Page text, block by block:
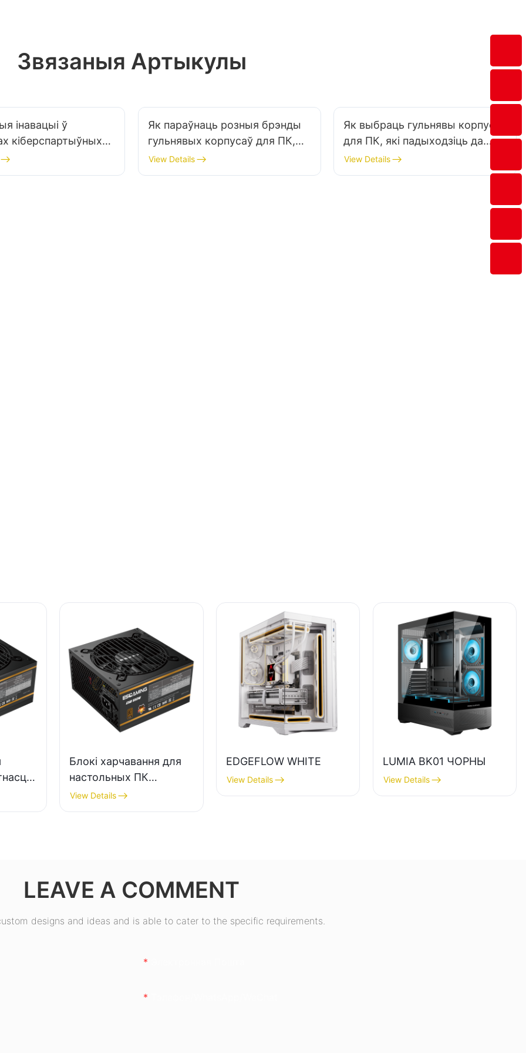
Звязаныя Артыкулы
інавацыі ў
кіберспартыўных
аксесуараў, за якімі
Як параўнаць розныя брэнды
гульнявых корпусаў для ПК,
каб зрабіць надзейны выбар?
View Details
Як выбраць гульнявы ​​корпус
для ПК, які падыходзіць да
вашага стала?
View Details
Блокі харчавання для
настольных ПК
ESGAMING магутнасцю
550 Вт высокай якасці
View Details
EDGEFLOW WHITE
View Details
LUMIA BK01 ЧОРНЫ
View Details
LEAVE A COMMENT
designs and ideas and is able to cater to the specific requirements.